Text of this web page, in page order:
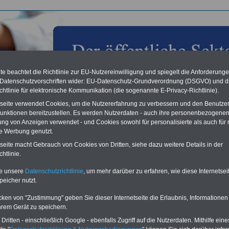
aus der öffentlichen Verwaltung: Mehr als 3.000
nahmen an den Exklusiven Abenden für den
Dienst teil; 28.01.2013
Vorteile für den
öffentlichen Dienst
und sparen:
Vergleich Gesetzliche
beachtet die Richtlinie zur EU-Nutzereinwilligung und spiegelt die
wider: EU-Datenschutz-Grundverordnung (DSGVO) und
für elektronische Kommunikation (die sogenannte E-Privacy-Richtlinie).
verwendet Cookies, um die Nutzererfahrung zu verbessern und den
bereitzustellen. Es werden Nutzerdaten - auch ihre
von Anzeigen verwendet - und Cookies sowohl für personalisierte als auch für
Werbung genutzt.
macht Gebrauch von Cookies von Dritten, siehe dazu weitere Details in der
unsere Datenschutzrichtlinie , um mehr darüber zu erfahren, wie diese
nutzt.
von "Zustimmung" geben Sie dieser Internetseite die Erlaubnis,
Gerät zu speichern.
- einschließlich Google - ebenfalls Zugriff auf die Nutzerdaten. Mithilfe